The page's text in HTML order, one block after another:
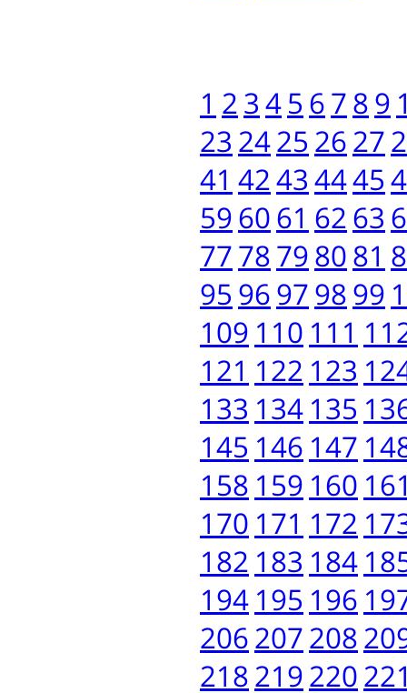
1 2345 6789
23 2425 2627
41 42434445
596061 6263
7778798081
95 96979899
109 110 111
121 122 123
133 134 135
145 146 147
158 159 160
170 171 172
182 183 184
194 195 196
206207208
218219220